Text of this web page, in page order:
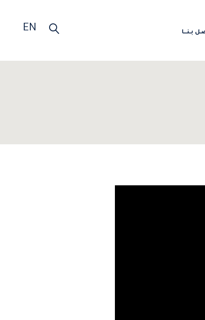
بـنـــا EN